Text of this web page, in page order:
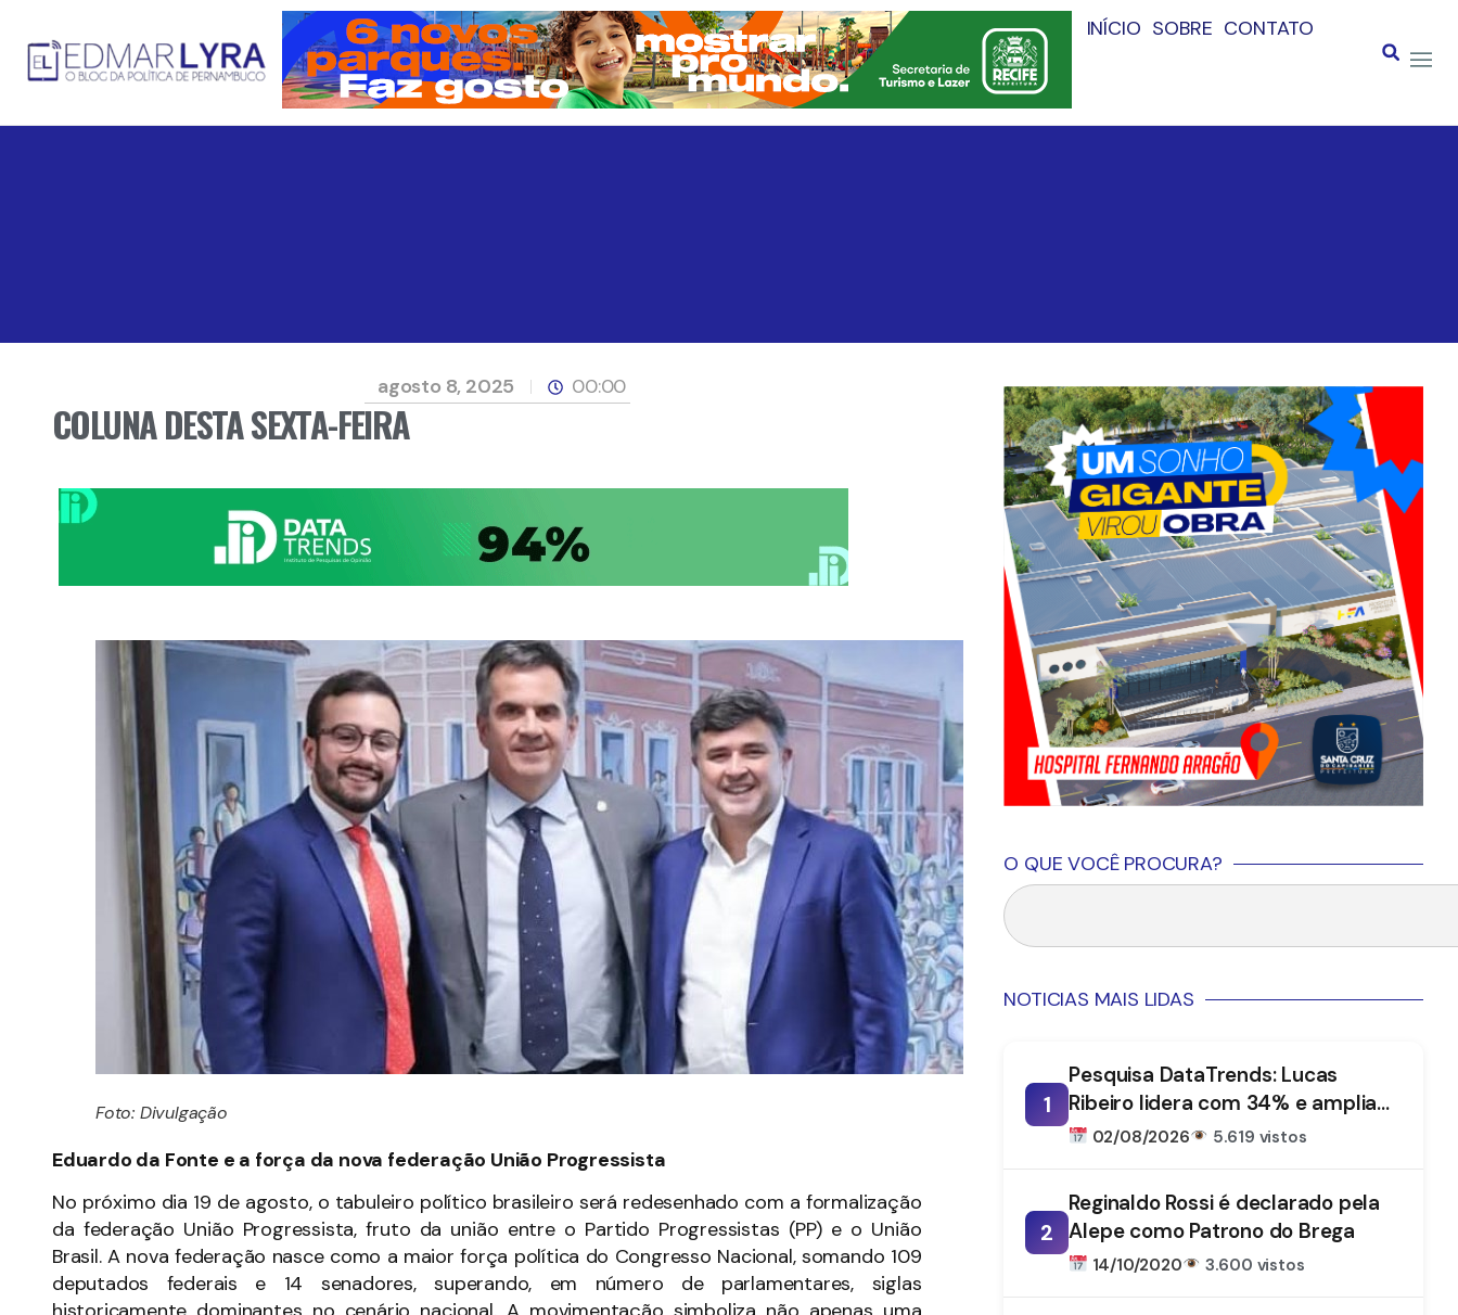
INÍCIO SOBRE CONTATO
agosto 8, 2025 00:00
COLUNA DESTA SEXTA-FEIRA
Foto: Divulgação
Eduardo da Fonte e a força da nova federação União Progressista
No próximo dia 19 de agosto, o tabuleiro político brasileiro será redesenhado com a formalização
da federação União Progressista, fruto da união entre o Partido Progressistas (PP) e o União
Brasil. A nova federação nasce como a maior força política do Congresso Nacional, somando 109
deputados federais e 14 senadores, superando, em número de parlamentares, siglas
O QUE VOCÊ PROCURA?
NOTICIAS MAIS LIDAS
1
Pesquisa DataTrends: Lucas
Ribeiro lidera com 34% e amplia
vantagem na disputa pelo
02/08/2026 5.619 vistos
2
Reginaldo Rossi é declarado pela
Alepe como Patrono do Brega
14/10/2020 3.600 vistos